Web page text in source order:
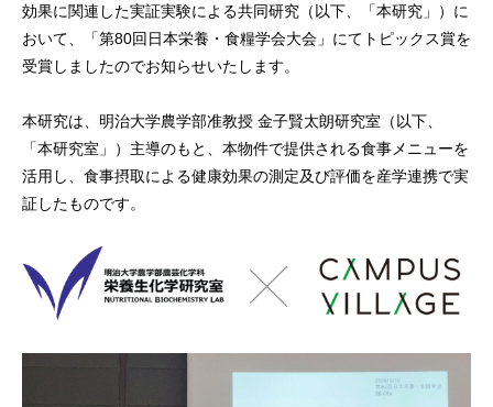
効果に関連した実証実験による共同研究（以下、「本研究」）に
おいて、「第80回日本栄養・食糧学会大会」にてトピックス賞を
受賞しましたのでお知らせいたします。
本研究は、明治大学農学部准教授 金子賢太朗研究室（以下、
「本研究室」）主導のもと、本物件で提供される食事メニューを
活用し、食事摂取による健康効果の測定及び評価を産学連携で実
証したものです。